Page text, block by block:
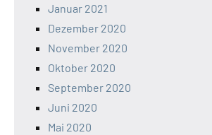
Januar 2021
Dezember 2020
November 2020
Oktober 2020
September 2020
Juni 2020
Mai 2020